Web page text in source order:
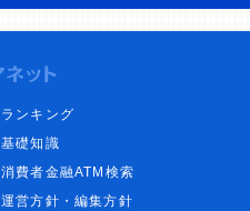
ランキング
基礎知識
消費者金融ATM検索
運営方針・編集方針